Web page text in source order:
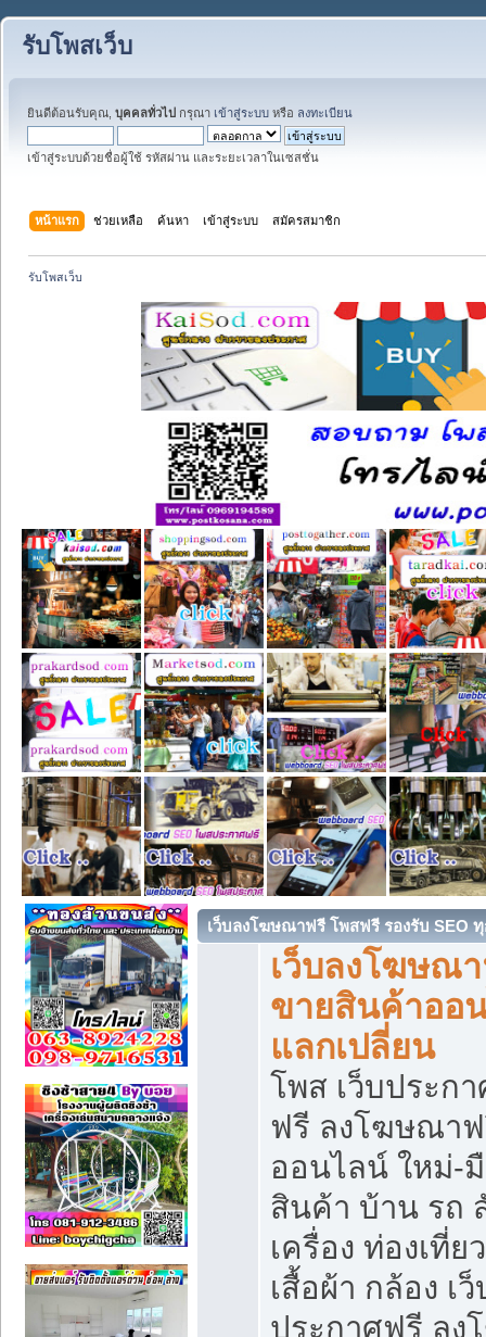
รับโพสเว็บ
ยินดีต้อนรับคุณ, บุคคลทั่วไป กรุณา เข้าสู่ระบบ หรือ ลงทะเบียน
เข้าสู่ระบบด้วยชื่อผู้ใช้ รหัสผ่าน และระยะเวลาในเซสชั่น
หน้าแรก ช่วยเหลือ ค้นหา เข้าสู่ระบบ สมัครสมาชิก
รับโพสเว็บ
เว็บลงโฆษณาฟรี โพสฟรี รองรับ SEO
เว็บลงโฆษณ
ขายสินค้าออ
แลกเปลี่ยน
โพส เว็บประก
ฟรี ลงโฆษณา
ออนไลน์ ใหม่-
สินค้า บ้าน รถ
เครื่อง ท่องเที่ย
เสื้อผ้า กล้อง เ
ประกาศฟรี ล